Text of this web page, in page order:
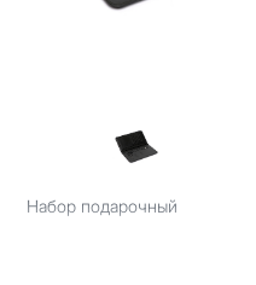
Набор подарочный